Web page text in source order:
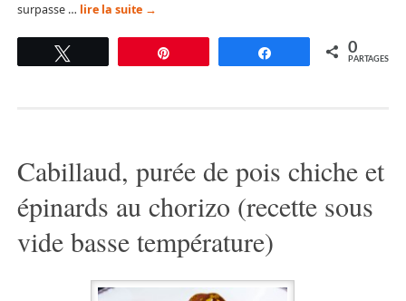
surpasse … lire la suite →
Partagez 0
PARTAGES
Cabillaud, purée de pois chiche et
épinards au chorizo (recette sous
vide basse température)